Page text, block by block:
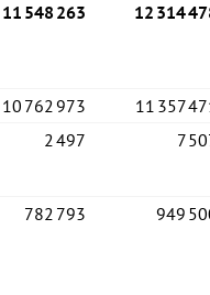
11 548 263 12 314
10 762 973
11 357
2 497
7
782 793 949